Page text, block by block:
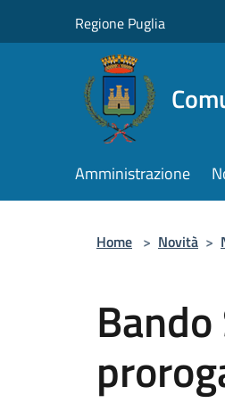
Regione Puglia
Amministrazione
Home > Novità >